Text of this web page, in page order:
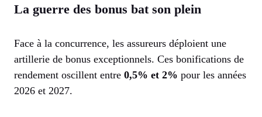
La guerre des bonus bat son plein
Face à la concurrence, les assureurs déploient une
artillerie de bonus exceptionnels. Ces bonifications de
rendement oscillent entre 0,5% et 2% pour les années
2026 et 2027.